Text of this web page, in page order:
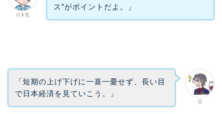
ロキ兄
ス”がポイントだよ。」
父
「短期の上げ下げに一喜一憂せず、長い目
で日本経済を見ていこう。」